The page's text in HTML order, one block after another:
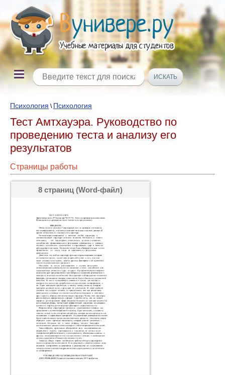
Психология \ Психология
Тест Амтхауэра. Руководство по
проведению теста и анализу его
результатов
Страницы работы
8 страниц (Word-файл)